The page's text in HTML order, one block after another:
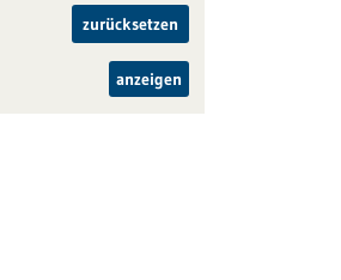
zurücksetzen
anzeigen